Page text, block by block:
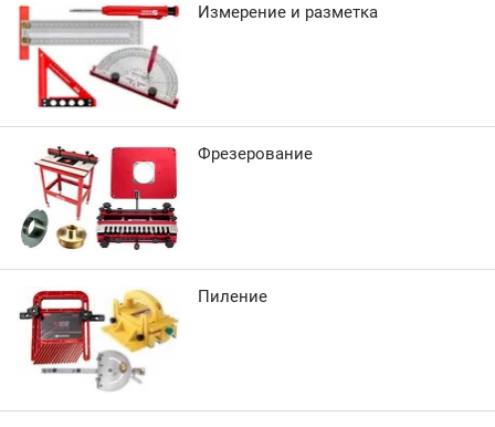
Измерение и разметка
Фрезерование
Пиление